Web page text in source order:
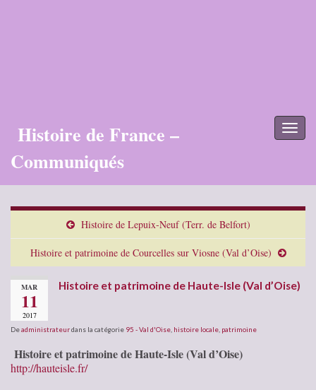
Histoire de France –
Communiqués
Histoire de Lepuix-Neuf (Terr. de Belfort)
Histoire et patrimoine de Courcelles sur Viosne (Val d’Oise)
MAR
11
2017
Histoire et patrimoine de Haute-Isle (Val d’Oise)
Deadministrateurdans la catégorie 95 - Val d'Oise histoire locale patrimoine
Histoire et patrimoine de Haute-Isle (Val d’Oise)
http://hauteisle.fr/